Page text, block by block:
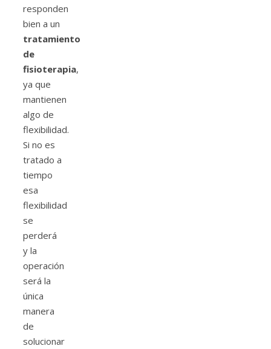
responden
bien a un
tratamiento
de
fisioterapia,
ya que
mantienen
algo de
flexibilidad.
Si no es
tratado a
tiempo
esa
flexibilidad
se
perderá
y la
operación
será la
única
manera
de
solucionar